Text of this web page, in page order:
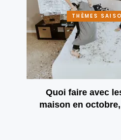
THÈMES
Quoi faire avec
maison en